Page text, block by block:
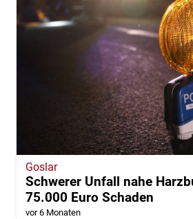
Goslar
Schwerer Unfall nahe
75.000 Euro Schaden
vor 6 Monaten